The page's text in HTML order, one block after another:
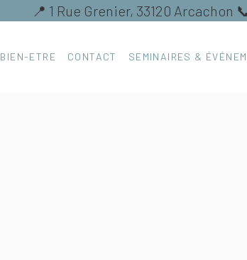
📍 1 Rue Grenier, 33120 Arcachon
BIEN-ETRE CONTACT SEMINAIRES &